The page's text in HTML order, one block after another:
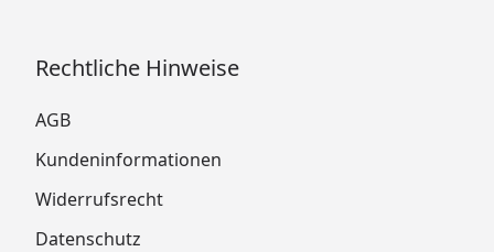
Rechtliche Hinweise
AGB
Kundeninformationen
Widerrufsrecht
Datenschutz